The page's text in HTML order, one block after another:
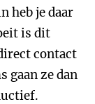
heb je daar
is dit
contact
gaan ze dan